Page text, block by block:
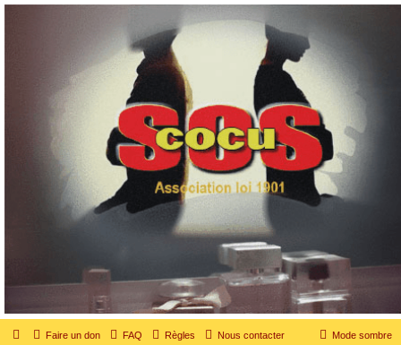
SOS cocu
SOS cocu est une association loi 1901 dont l'objet est le soutien aux victimes d'adultère.
Pouvoir parler, se confier, recevoir un soutien moral pour traverser une situation
personnelle douloureuse
Mode sombre
Faire un don FAQ Règles Nous contacter